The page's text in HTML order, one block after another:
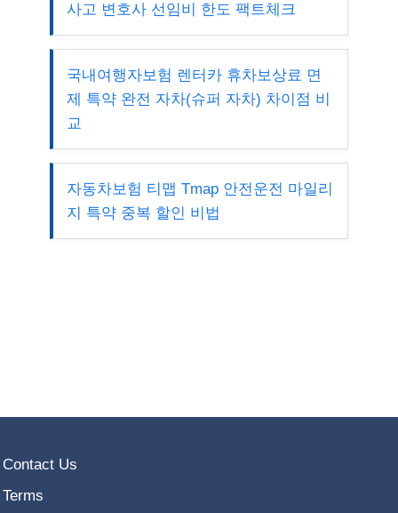
사고 변호사 선임비 한도 팩트체크
국내여행자보험 렌터카 휴차보상료 면
제 특약 완전 자차(슈퍼 자차) 차이점 비
교
자동차보험 티맵 Tmap 안전운전 마일리
지 특약 중복 할인 비법
Contact Us
Terms